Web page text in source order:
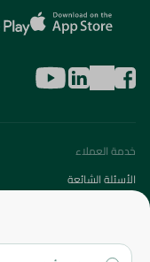
خدمة العملاء
الأسئلة الشائعة
من نحن؟